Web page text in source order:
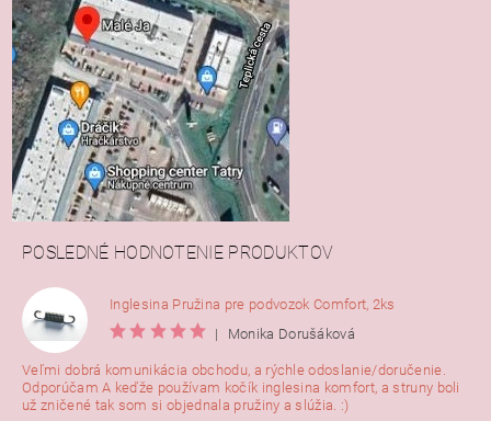
POSLEDNÉ HODNOTENIE PRODUKTOV
Inglesina Pružina pre podvozok Comfort, 2ks
|
Monika Dorušáková
Veľmi dobrá komunikácia obchodu, a rýchle odoslanie/doručenie.
Odporúčam A keďže používam kočík inglesina komfort, a struny boli
už zničené tak som si objednala pružiny a slúžia. :)